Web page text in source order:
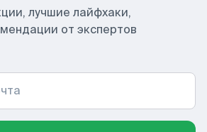
лучшие лайфхаки,
от экспертов